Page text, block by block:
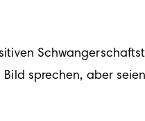
sprechen, aber